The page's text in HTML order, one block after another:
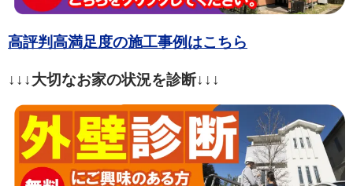
高評判高満足度の施工事例はこちら
↓↓↓大切なお家の状況を診断↓↓↓